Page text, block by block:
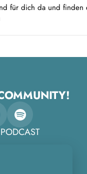
für dich da und finden
Spotify